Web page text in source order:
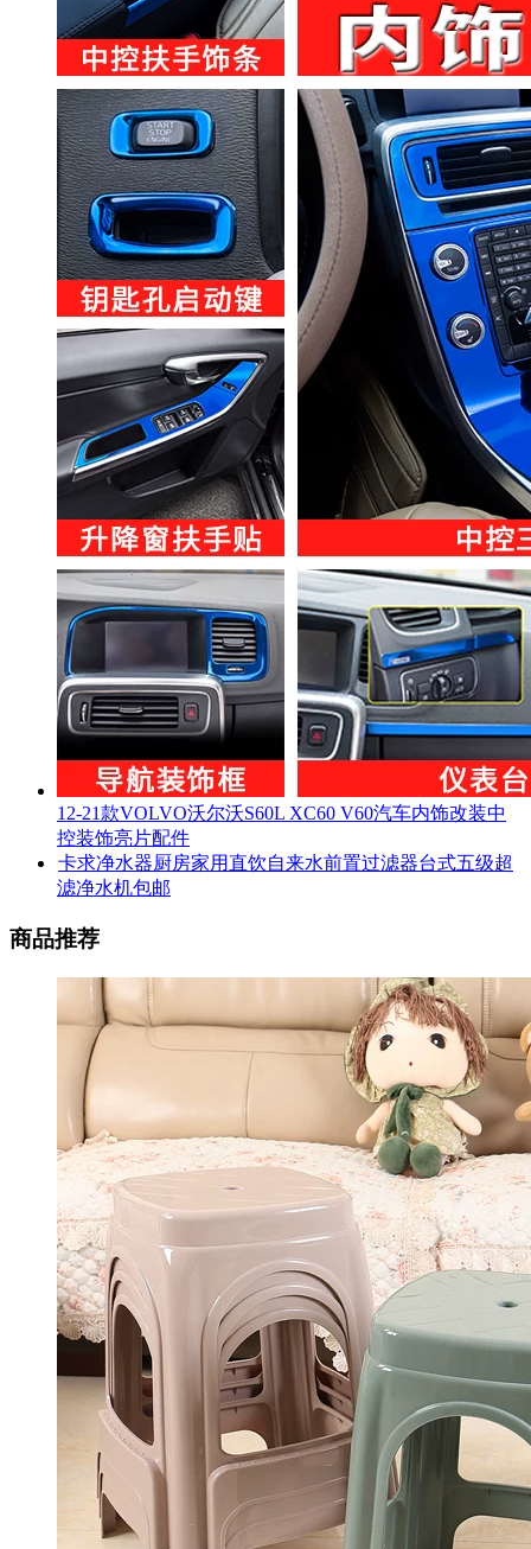
12-21款VOLVO沃尔沃S60L XC60 V60汽车内饰改装中
控装饰亮片配件
卡求净水器厨房家用直饮自来水前置过滤器台式五级超
滤净水机包邮
商品推荐